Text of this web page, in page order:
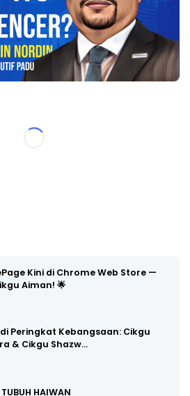
Kini di Chrome Web Store —
Aiman! 🌟
Peringkat Kebangsaan: Cikgu
& Cikgu Shazw…
HAIWAN